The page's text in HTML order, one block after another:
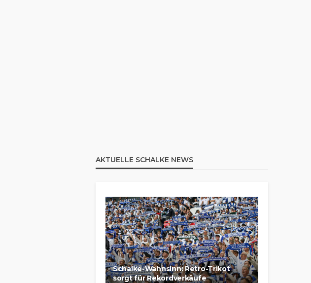
AKTUELLE SCHALKE NEWS
Schalke-Wahnsinn: Retro-Trikot
sorgt für Rekordverkäufe